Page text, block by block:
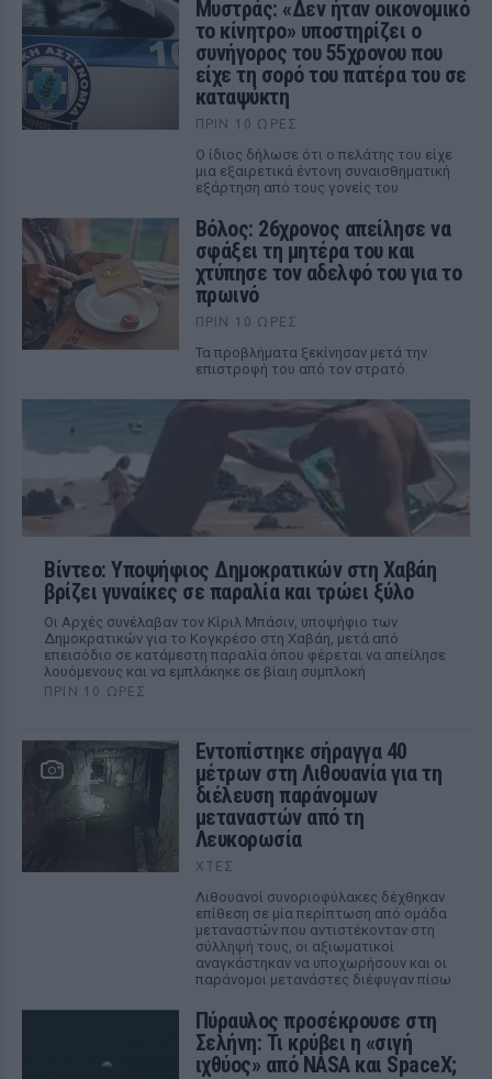
Μυστράς: «Δεν ήταν οικονομικό
το κίνητρο» υποστηρίζει ο
συνήγορος του 55χρονου που
είχε τη σορό του πατέρα του σε
καταψύκτη
ΠΡΙΝ 10 ΏΡΕΣ
Ο ίδιος δήλωσε ότι ο πελάτης του είχε
μια εξαιρετικά έντονη συναισθηματική
εξάρτηση από τους γονείς του
Βόλος: 26χρονος απείλησε να
σφάξει τη μητέρα του και
χτύπησε τον αδελφό του για το
πρωινό
ΠΡΙΝ 10 ΏΡΕΣ
Τα προβλήματα ξεκίνησαν μετά την
επιστροφή του από τον στρατό
Βίντεο: Υποψήφιος Δημοκρατικών στη Χαβάη
βρίζει γυναίκες σε παραλία και τρώει ξύλο
Οι Αρχές συνέλαβαν τον Κίριλ Μπάσιν, υποψήφιο των
Δημοκρατικών για το Κογκρέσο στη Χαβάη, μετά από
επεισόδιο σε κατάμεστη παραλία όπου φέρεται να απείλησε
λουόμενους και να εμπλάκηκε σε βίαιη συμπλοκή
ΠΡΙΝ 10 ΏΡΕΣ
Εντοπίστηκε σήραγγα 40
μέτρων στη Λιθουανία για τη
διέλευση παράνομων
μεταναστών από τη
Λευκορωσία
ΧΤΕΣ
Λιθουανοί συνοριοφύλακες δέχθηκαν
επίθεση σε μία περίπτωση από ομάδα
μεταναστών που αντιστέκονταν στη
σύλληψή τους, οι αξιωματικοί
αναγκάστηκαν να υποχωρήσουν και οι
παράνομοι μετανάστες διέφυγαν πίσω
Πύραυλος προσέκρουσε στη
Σελήνη: Τι κρύβει η «σιγή
ιχθύος» από NASA και SpaceX;